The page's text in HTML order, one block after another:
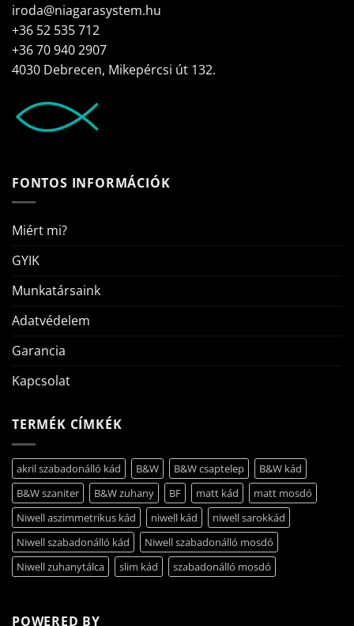
iroda@niagarasystem.hu
+36 52 535 712
+36 70 940 2907
4030 Debrecen, Mikepércsi út 132.
FONTOS INFORMÁCIÓK
Miért mi?
GYIK
Munkatársaink
Adatvédelem
Garancia
Kapcsolat
TERMÉK CÍMKÉK
akril szabadonálló kád B&W B&W csaptelep
B&W kád
B&W szaniter
B&W zuhany BF matt kád
matt mosdó
Niwell aszimmetrikus kád
niwell kád
niwell sarokkád
Niwell szabadonálló kád
Niwell szabadonálló mosdó
Niwell zuhanytálca
slim kád szabadonálló mosdó
POWERED BY